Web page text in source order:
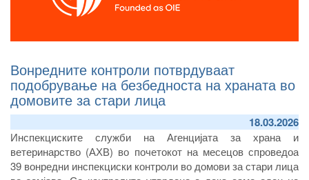
Вонредните контроли потврдуваат
подобрување на безбедноста на храната во
домовите за стари лица
18.03.2026
Инспекциските служби на Агенцијата за храна и
ветеринарство (АХВ) во почетокот на месецов спроведоа
39 вонредни инспекциски контроли во домови за стари лица